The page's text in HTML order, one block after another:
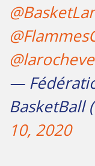
—
BasketBall
10, 2020